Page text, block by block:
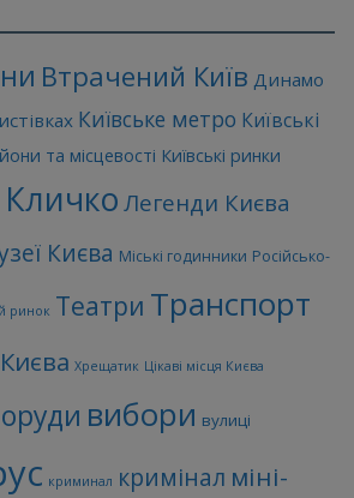
Втрачений Київ Динамо
Київське метро Київські
та місцевості Київські ринки
Кличко Легенди Києва
Києва Міські годинники Російсько-
ринок Театри Транспорт
Хрещатик Цікаві місця Києва
вибори вулиці
криминал кримінал міні-